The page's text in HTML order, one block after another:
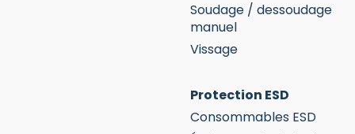
Soudage / dessoudage
manuel
Vissage
Protection ESD
Consommables ESD